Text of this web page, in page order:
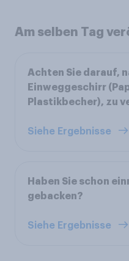
Am selben Tag
Achten Sie darauf,
Einweggeschirr
Plastikbecher), zu
Siehe Ergebnisse
Haben Sie schon
gebacken?
Siehe Ergebnisse